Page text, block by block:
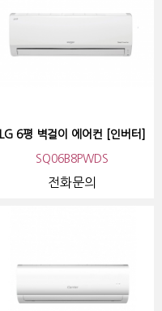
LG 6평 벽걸이 에어컨 [인버터]
SQ06B8PWDS
전화문의